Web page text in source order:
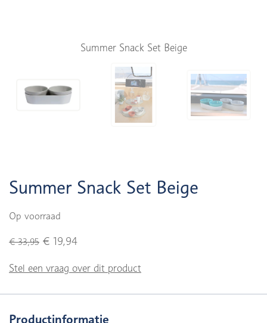
Summer Snack Set Beige
Summer Snack Set Beige
Op voorraad
€ 33,95 € 19,94
Stel een vraag over dit product
Productinformatie